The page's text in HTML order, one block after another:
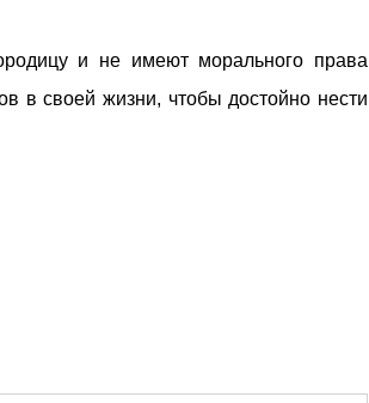
и не имеют морального права
в своей жизни, чтобы достойно нести